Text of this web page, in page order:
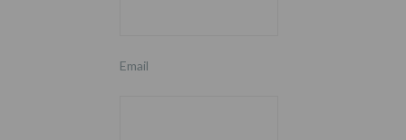
Email